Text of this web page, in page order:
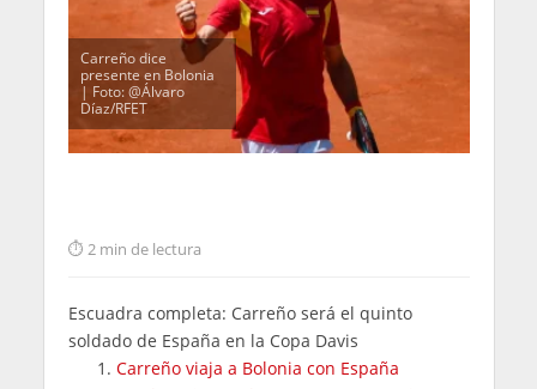
Carreño dice
presente en Bolonia
| Foto: @Álvaro
Díaz/RFET
2 min de lectura
Escuadra completa: Carreño será el quinto
soldado de España en la Copa Davis
Carreño viaja a Bolonia con España